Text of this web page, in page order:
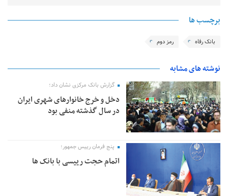
برچسب ها
بانک رفاه رمز دوم
نوشته های مشابه
گزارش بانک مرکزی نشان داد؛
دخل و خرج خانوارهای شهری ایران
در سال گذشته منفی بود
پنج فرمان رییس جمهور؛
اتمام حجت رییسی با بانک‌ ها